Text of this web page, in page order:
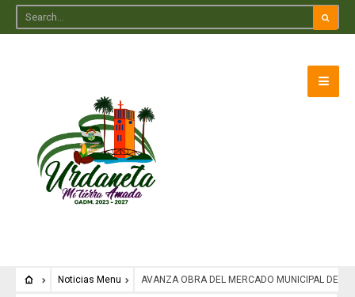
Noticias Menu AVANZA OBRA DEL MERCADO MUNICIPAL DE